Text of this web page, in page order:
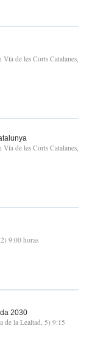
de les Corts Catalanes,
de les Corts Catalanes,
9:00 horas
2030
de la Lealtad, 5) 9:15